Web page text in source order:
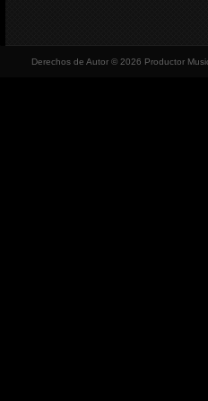
Derechos de Autor © 2026 Productor